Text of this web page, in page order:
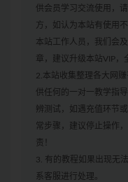
供会员学习交流使用，
方，如认为本站有使用
本站工作人员，我们会
章，建议升级本站VIP，
2.本站收集整理各大网
供任何的一对一教学指
辨测试，如遇充值环节
常步骤，建议停止操作
责！
3. 有的教程如果出现无
系客服进行处理。